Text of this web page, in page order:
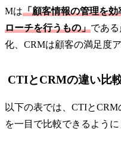
Mは「顧客情報の管理を
ローチを行うもの」であ
化、CRMは顧客の満足度
CTIとCRMの違い比
以下の表では、CTIと
を一目で比較できるように